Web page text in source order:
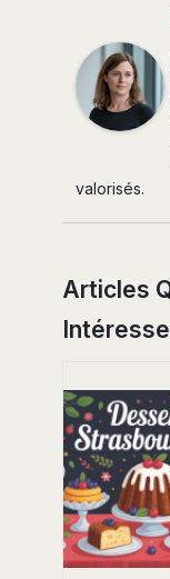
valorisés.
Articles